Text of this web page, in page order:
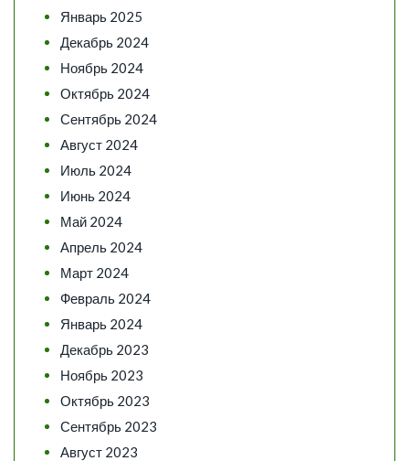
Январь 2025
Декабрь 2024
Ноябрь 2024
Октябрь 2024
Сентябрь 2024
Август 2024
Июль 2024
Июнь 2024
Май 2024
Апрель 2024
Март 2024
Февраль 2024
Январь 2024
Декабрь 2023
Ноябрь 2023
Октябрь 2023
Сентябрь 2023
Август 2023